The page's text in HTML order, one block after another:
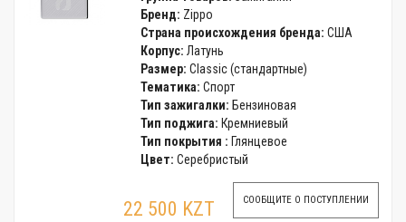
Бренд: Zippo
Страна происхождения бренда: США
Корпус: Латунь
Размер: Classic (стандартные)
Тематика: Спорт
Тип зажигалки: Бензиновая
Тип поджига: Кремниевый
Тип покрытия : Глянцевое
Цвет: Серебристый
22 500 KZT СООБЩИТЕ О ПОСТУПЛЕНИИ